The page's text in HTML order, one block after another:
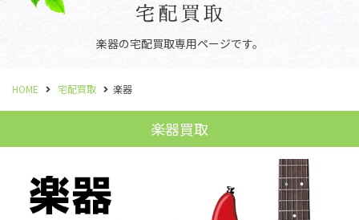
楽器の宅配買取専用ページです。
HOME 宅配買取 楽器
楽器買取